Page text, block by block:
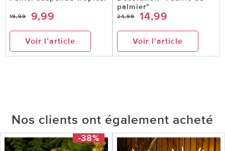
19,99 9,99
Voir l’article
palmier"
24,99 14,99
Voir l’article
Nos clients ont également acheté
-38%